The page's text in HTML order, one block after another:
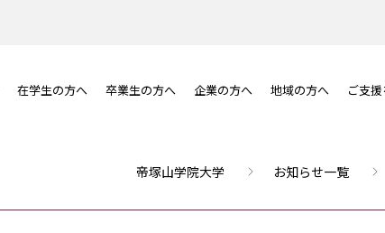
在学生の方へ 卒業生の方へ 企業の方へ 地域の方へ ご支
帝塚山学院大学 お知らせ一覧